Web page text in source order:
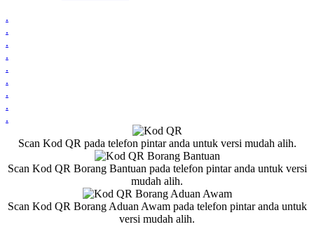
.
.
.
.
.
.
.
.
.
Scan Kod QR pada telefon pintar anda untuk versi mudah alih.
Scan Kod QR Borang Bantuan pada telefon pintar anda untuk versi
mudah alih.
Scan Kod QR Borang Aduan Awam pada telefon pintar anda untuk
versi mudah alih.